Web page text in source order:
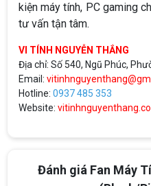
kiện máy tính, PC gaming
tư vấn tận tâm.
VI TÍNH NGUYỄN THẮNG
Địa chỉ: Số 540, Ngũ Phúc,
Email:
Hotline: 0937 485 353
Website:
Đánh giá Fan Máy